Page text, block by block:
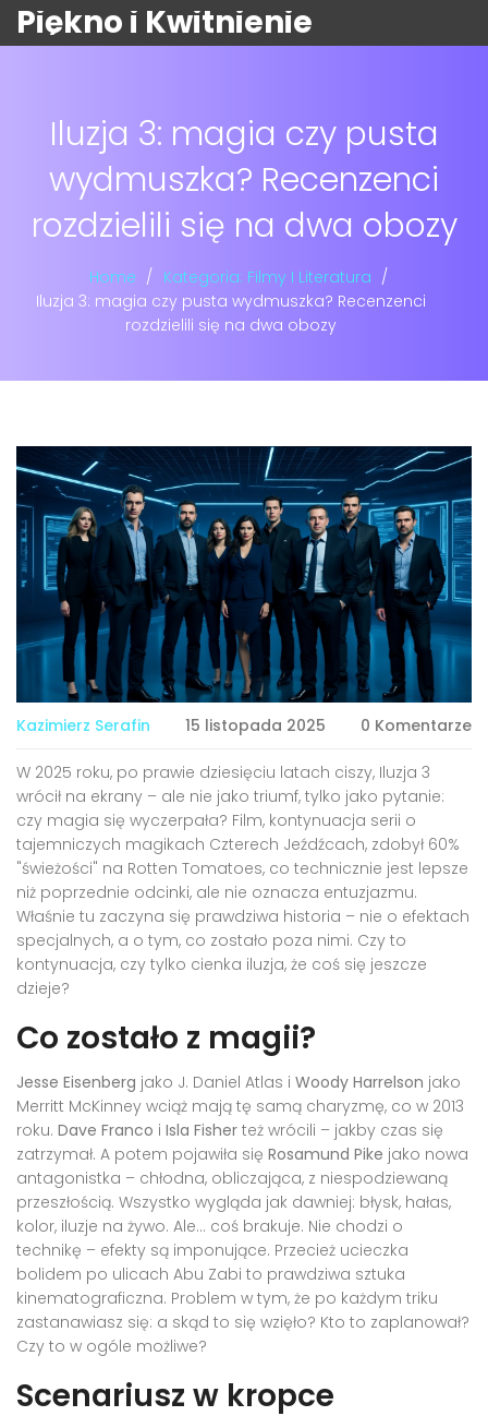
Piękno i Kwitnienie
Iluzja 3: magia czy pusta
wydmuszka? Recenzenci
rozdzielili się na dwa obozy
Home
Kategoria: Filmy I Literatura
Iluzja 3: magia czy pusta wydmuszka? Recenzenci
rozdzielili się na dwa obozy
Kazimierz Serafin 15 listopada 2025 0 Komentarze
W 2025 roku, po prawie dziesięciu latach ciszy, Iluzja 3
wrócił na ekrany – ale nie jako triumf, tylko jako pytanie:
czy magia się wyczerpała? Film, kontynuacja serii o
tajemniczych magikach Czterech Jeźdźcach, zdobył 60%
"świeżości" na Rotten Tomatoes, co technicznie jest lepsze
niż poprzednie odcinki, ale nie oznacza entuzjazmu.
Właśnie tu zaczyna się prawdziwa historia – nie o efektach
specjalnych, a o tym, co zostało poza nimi. Czy to
kontynuacja, czy tylko cienka iluzja, że coś się jeszcze
dzieje?
Co zostało z magii?
Jesse Eisenberg jako J. Daniel Atlas i Woody Harrelson jako
Merritt McKinney wciąż mają tę samą charyzmę, co w 2013
roku. Dave Franco i Isla Fisher też wrócili – jakby czas się
zatrzymał. A potem pojawiła się Rosamund Pike jako nowa
antagonistka – chłodna, obliczająca, z niespodziewaną
przeszłością. Wszystko wygląda jak dawniej: błysk, hałas,
kolor, iluzje na żywo. Ale... coś brakuje. Nie chodzi o
technikę – efekty są imponujące. Przecież ucieczka
bolidem po ulicach Abu Zabi to prawdziwa sztuka
kinematograficzna. Problem w tym, że po każdym triku
zastanawiasz się: a skąd to się wzięło? Kto to zaplanował?
Czy to w ogóle możliwe?
Scenariusz w kropce